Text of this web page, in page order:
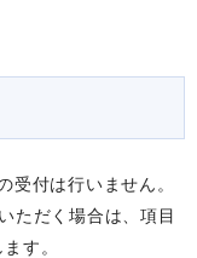
受付は行いません。
ただく場合は、項目
す。